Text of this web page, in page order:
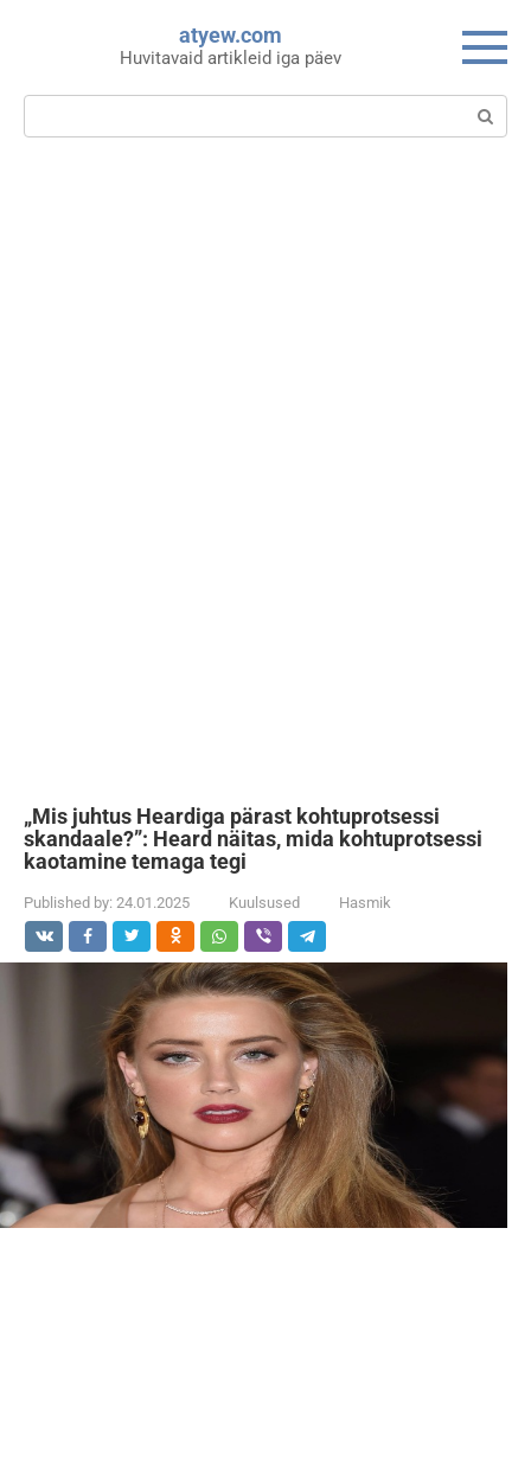
atyew.com
Huvitavaid artikleid iga päev
Search:
„Mis juhtus Heardiga pärast kohtuprotsessi
skandaale?”: Heard näitas, mida kohtuprotsessi
kaotamine temaga tegi
Published by: 24.01.2025 Kuulsused Hasmik